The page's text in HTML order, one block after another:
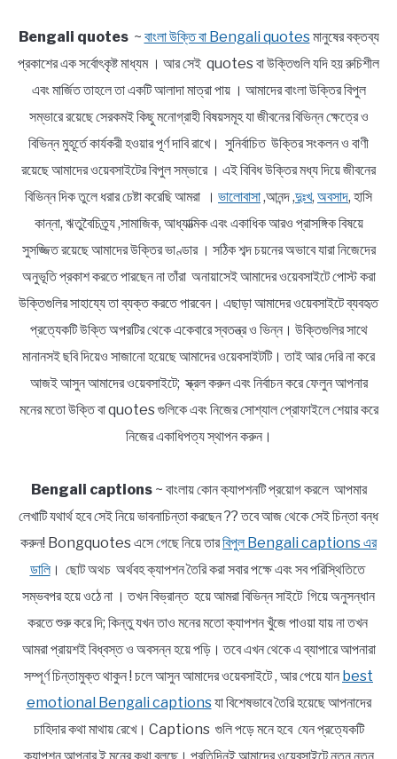
Bengali quotes~ বাংলা উক্তি বা Bengali quotesমানুষের বক্তব্য
প্রকাশের এক সর্বোৎকৃষ্ট মাধ্যম । আর সেই quotes বা উক্তিগুলি যদি হয় রুচিশীল
এবং মার্জিত তাহলে তা একটি আলাদা মাত্রা পায় । আমাদের বাংলা উক্তির বিপুল
সম্ভারে রয়েছে সেরকমই কিছু মনোগ্রাহী বিষয়সমূহ যা জীবনের বিভিন্ন ক্ষেত্রে ও
বিভিন্ন মুহূর্তে কার্যকরী হওয়ার পূর্ণ দাবি রাখে। সুনির্বাচিত উক্তির সংকলন ও বাণী
রয়েছে আমাদের ওয়েবসাইটের বিপুল সম্ভারে । এই বিবিধ উক্তির মধ্য দিয়ে জীবনের
বিভিন্ন দিক তুলে ধরার চেষ্টা করেছি আমরা । ভালোবাসা,আনন্দ ,দুঃখ, অবসাদ, হাসি
কান্না, ঋতুবৈচিত্র্য ,সামাজিক, আধ্যাত্মিক এবং একাধিক আরও প্রাসঙ্গিক বিষয়ে
সুসজ্জিত রয়েছে আমাদের উক্তির ভাণ্ডার । সঠিক শব্দ চয়নের অভাবে যারা নিজেদের
অনুভূতি প্রকাশ করতে পারছেন না তাঁরা অনায়াসেই আমাদের ওয়েবসাইটে পোস্ট করা
উক্তিগুলির সাহায্যে তা ব্যক্ত করতে পারবেন। এছাড়া আমাদের ওয়েবসাইটে ব্যবহৃত
প্রত্যেকটি উক্তি অপরটির থেকে একেবারে স্বতন্ত্র ও ভিন্ন। উক্তিগুলির সাথে
মানানসই ছবি দিয়েও সাজানো হয়েছে আমাদের ওয়েবসাইটটি। তাই আর দেরি না করে
আজই আসুন আমাদের ওয়েবসাইটে; স্ক্রল করুন এবং নির্বাচন করে ফেলুন আপনার
মনের মতো উক্তি বা quotes গুলিকে এবং নিজের সোশ্যাল প্রোফাইলে শেয়ার করে
নিজের একাধিপত্য স্থাপন করুন।
Bengali captions~ বাংলায় কোন ক্যাপশনটি প্রয়োগ করলে আপমার
লেখাটি যথার্থ হবে সেই নিয়ে ভাবনাচিন্তা করছেন ?? তবে আজ থেকে সেই চিন্তা বন্ধ
করুন! Bongquotes এসে গেছে নিয়ে তারবিপুল Bengali captions এর
ডালি। ছোট অথচ অর্থবহ ক্যাপশন তৈরি করা সবার পক্ষে এবং সব পরিস্থিতিতে
সম্ভবপর হয়ে ওঠে না । তখন বিভ্রান্ত হয়ে আমরা বিভিন্ন সাইটে গিয়ে অনুসন্ধান
করতে শুরু করে দি; কিন্তু যখন তাও মনের মতো ক্যাপশন খুঁজে পাওয়া যায় না তখন
আমরা প্রায়শই বিধ্বস্ত ও অবসন্ন হয়ে পড়ি। তবে এখন থেকে এ ব্যাপারে আপনারা
সম্পূর্ণ চিন্তামুক্ত থাকুন ! চলে আসুন আমাদের ওয়েবসাইটে , আর পেয়ে যান best
emotional Bengali captionsযা বিশেষভাবে তৈরি হয়েছে আপনাদের
চাহিদার কথা মাথায় রেখে। Captions গুলি পড়ে মনে হবে যেন প্রত্যেকটি